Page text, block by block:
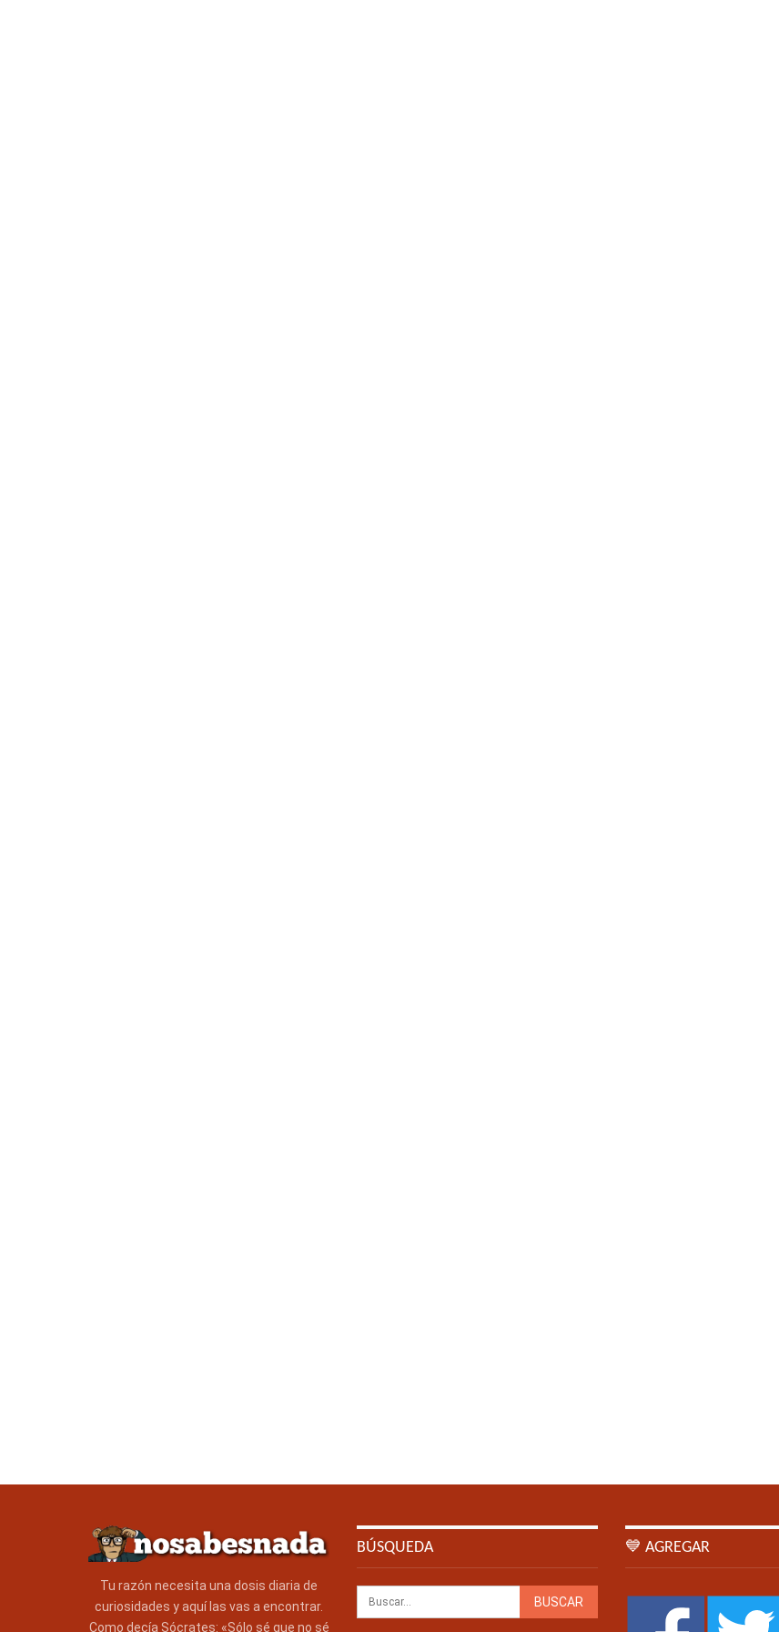
Tu razón necesita una dosis diaria de
curiosidades y aquí las vas a encontrar.
Como decía Sócrates: «Sólo sé que no sé
BÚSQUEDA 💙 AGREGAR